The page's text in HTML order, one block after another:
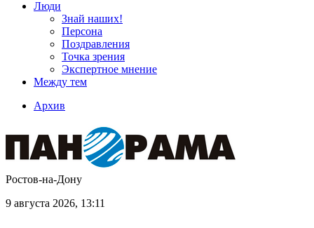
Люди
Знай наших!
Персона
Поздравления
Точка зрения
Экспертное мнение
Между тем
Архив
Ростов-на-Дону
9 августа 2026, 13:11